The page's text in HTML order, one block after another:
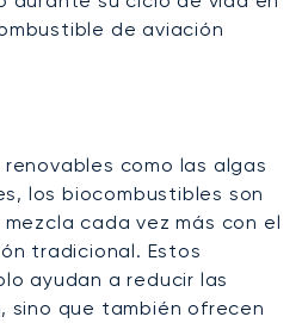
de aviación
como las algas
los biocombustibles son
cada vez más con el
tradicional. Estos
ayudan a reducir las
sino que también ofrecen